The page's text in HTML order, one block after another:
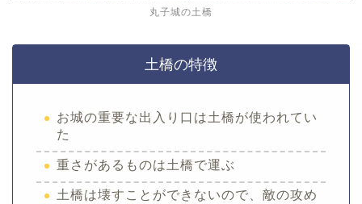
丸子城の土橋
土橋の特徴
お城の重要な出入り口は土橋が使われてい
た
重さがあるものは土橋で運ぶ
土橋は壊すことができないので、敵の攻め